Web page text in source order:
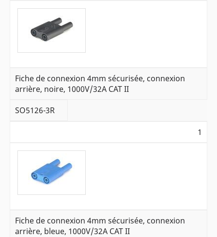
Fiche de connexion 4mm sécurisée, connexion
arrière, noire, 1000V/32A CAT II
SO5126-3R
1
Fiche de connexion 4mm sécurisée, connexion
arrière, bleue, 1000V/32A CAT II